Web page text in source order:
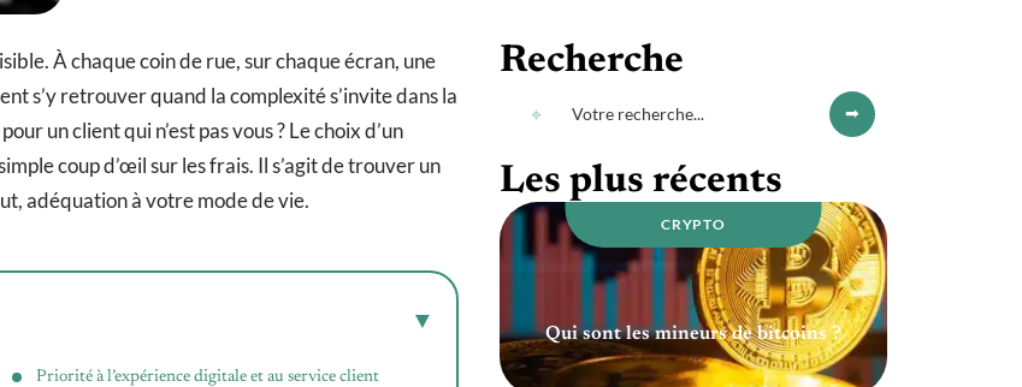
À chaque coin de rue, sur chaque écran, une
s’y retrouver quand la complexité s’invite dans la
un client qui n’est pas vous ? Le choix d’un
coup d’œil sur les frais. Il s’agit de trouver un
adéquation à votre mode de vie.
Priorité à l’expérience digitale et au service client
Recherche
Les plus récents
CRYPTO
Qui sont les mineurs de bitcoins ?